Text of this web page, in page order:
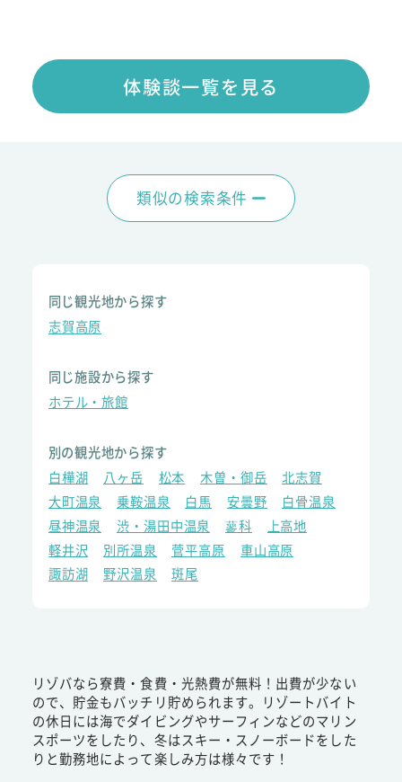
体験談一覧を見る
類似の検索条件
同じ観光地から探す
志賀高原
同じ施設から探す
ホテル・旅館
別の観光地から探す
白樺湖
八ヶ岳 松本 木曽・御岳
北志賀
大町温泉
乗鞍温泉 白馬 安曇野
白骨温泉
昼神温泉
渋・湯田中温泉 蓼科
上高地
軽井沢
別所温泉 菅平高原
車山高原
諏訪湖
野沢温泉 斑尾
リゾバなら寮費・食費・光熱費が無料！出費が少ない
ので、貯金もバッチリ貯められます。リゾートバイト
の休日には海でダイビングやサーフィンなどのマリン
スポーツをしたり、冬はスキー・スノーボードをした
りと勤務地によって楽しみ方は様々です！